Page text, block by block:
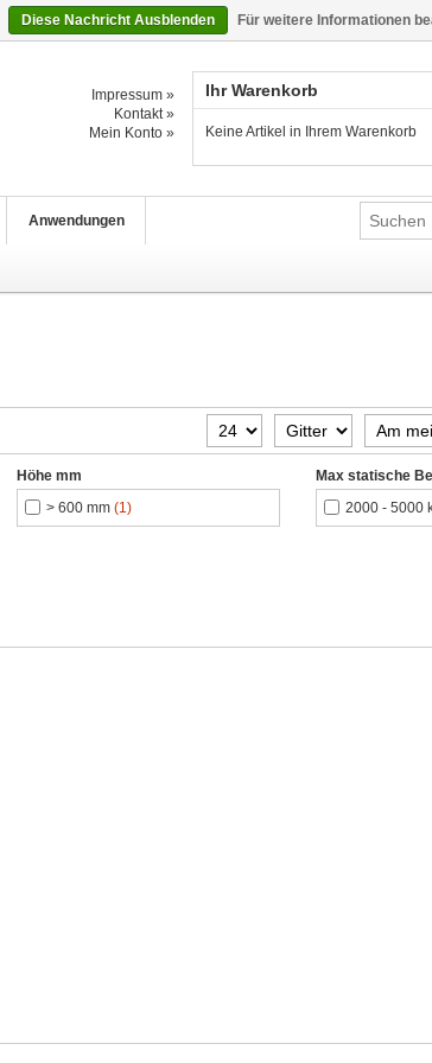
Impressum »
Kontakt »
Mein Konto »
Ihr Warenkorb
Keine Artikel in Ihrem Warenkorb
Anwendungen
Höhe mm
> 600 mm (1)
Max statische
2000 - 5000
Diese Nachricht Ausblenden Für weitere Informationen